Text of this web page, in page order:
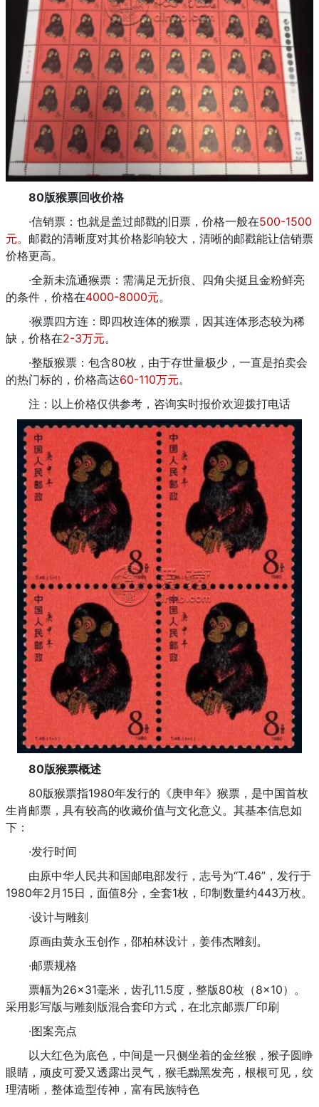
80版猴票回收价格
·信销票：也就是盖过邮戳的旧票，价格一般在500-1500
元。邮戳的清晰度对其价格影响较大，清晰的邮戳能让信销票
价格更高。
·全新未流通猴票：需满足无折痕、四角尖挺且金粉鲜亮
的条件，价格在4000-8000元。
·猴票四方连：即四枚连体的猴票，因其连体形态较为稀
缺，价格在2-3万元。
·整版猴票：包含80枚，由于存世量极少，一直是拍卖会
的热门标的，价格高达60-110万元。
注：以上价格仅供参考，咨询实时报价欢迎拨打电话
80版猴票概述
80版猴票指1980年发行的《庚申年》猴票，是中国首枚
生肖邮票，具有较高的收藏价值与文化意义。其基本信息如
下：
·发行时间
由原中华人民共和国邮电部发行，志号为“T.46”，发行于
1980年2月15日，面值8分，全套1枚，印制数量约443万枚。
·设计与雕刻
原画由黄永玉创作，邵柏林设计，姜伟杰雕刻。
·邮票规格
票幅为26×31毫米，齿孔11.5度，整版80枚（8×10）。
采用影写版与雕刻版混合套印方式，在北京邮票厂印刷
·图案亮点
以大红色为底色，中间是一只侧坐着的金丝猴，猴子圆睁
眼睛，顽皮可爱又透露出灵气，猴毛黝黑发亮，根根可见，纹
理清晰，整体造型传神，富有民族特色